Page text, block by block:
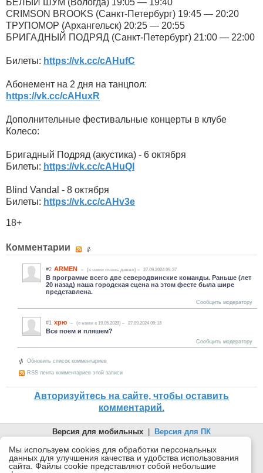
БЕЛЫЙ ШУМ (Вологда) 19:05 — 19:40
CRIMSON BROOKS (Санкт-Петербург) 19:45 — 20:20
ТРУПОМОР (Архангельск) 20:25 — 20:55
БРИГАДНЫЙ ПОДРЯД (Санкт-Петербург) 21:00 — 22:00
Билеты: https://vk.cc/cAHufC
Абонемент на 2 дня на танцпол:
https://vk.cc/cAHuxR
Дополнительные фестивальные концерты в клубе
Колесо:
Бригадный Подряд (акустика) - 6 октября
Билеты: https://vk.cc/cAHuQI
Blind Vandal - 8 октября
Билеты: https://vk.cc/cAHv3e
18+
Комментарии
#2 ARMEN (c нами очень давно) 27.09.2024 09:37
В программе всего две северодвинские команды. Раньше (лет
20 назад) наша городская сцена на этом фесте была шире
представлена.
Сообщить модератору
#1 хрю (c нами с 19.05.2023) 27.09.2024 09:13
Все поем и пляшем?
Сообщить модератору
Обновить список комментариев
RSS лента комментариев этой записи
Авторизуйтесь на сайте, чтобы оставить
комментарий.
Версия для мобильных
Версия для ПК
© 2026 Беломорканал Северодвинск tv29.ru
Joomla!is Free Software released under the GNU General Public
License.
Мы используем cookies для обработки персональных
данных для улучшения качества и удобства использования
сайта. Файлы cookie представляют собой небольшие